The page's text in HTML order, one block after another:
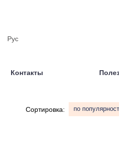
Рус
Контакты
Сортировка: по